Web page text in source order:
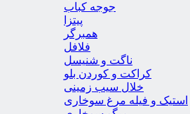
جوجه کباب
پیتزا
همبرگر
فلافل
ناگت و شنیسل
کراکت و کوردن بلو
خلال سیب زمینی
استیک و فیله مرغ سوخاری